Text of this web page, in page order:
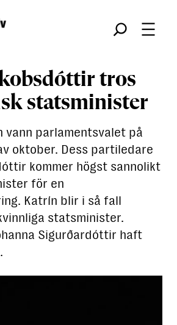
Søk
tros
statsminister
vann parlamentsvalet på
oktober. Dess partiledare
kommer högst sannolikt
för en
Katrín blir i så fall
statsminister.
Sigurðardóttir haft